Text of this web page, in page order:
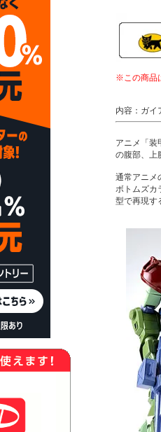
※この商品
内容：ガイ
アニメ「装
の腹部、上
通常アニメ
ボトムズカ
型で再現す